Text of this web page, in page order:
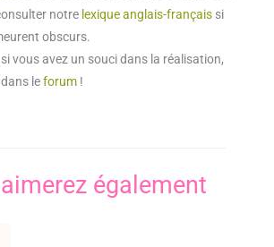
notre lexique anglais-français si
obscurs.
vous avez un souci dans la réalisation,
leforum !
également